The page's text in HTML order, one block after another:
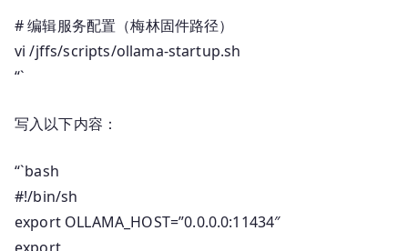
# 编辑服务配置（梅林固件路径）
vi /jffs/scripts/ollama-startup.sh
“`
写入以下内容：
“`bash
#!/bin/sh
export OLLAMA_HOST=”0.0.0.0:11434″